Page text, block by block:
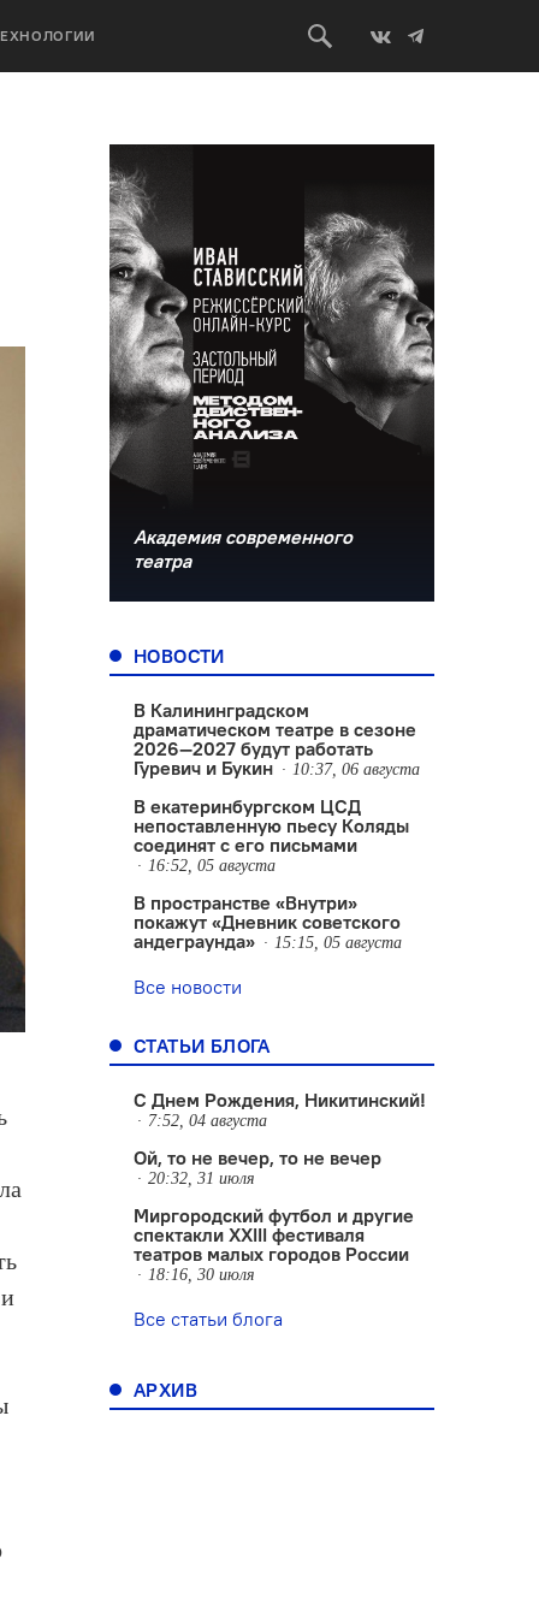
Академия современного
театра
НОВОСТИ
В Калининградском
драматическом театре в сезоне
2026—2027 будут работать
Гуревич и Букин
10:37, 06 августа
В екатеринбургском ЦСД
непоставленную пьесу Коляды
соединят с его письмами
16:52, 05 августа
В пространстве «Внутри»
покажут «Дневник советского
андеграунда»
15:15, 05 августа
Все новости
СТАТЬИ БЛОГА
С Днем Рождения, Никитинский!
7:52, 04 августа
Ой, то не вечер, то не вечер
20:32, 31 июля
Миргородский футбол и другие
спектакли XXIII фестиваля
театров малых городов России
18:16, 30 июля
Все статьи блога
АРХИВ